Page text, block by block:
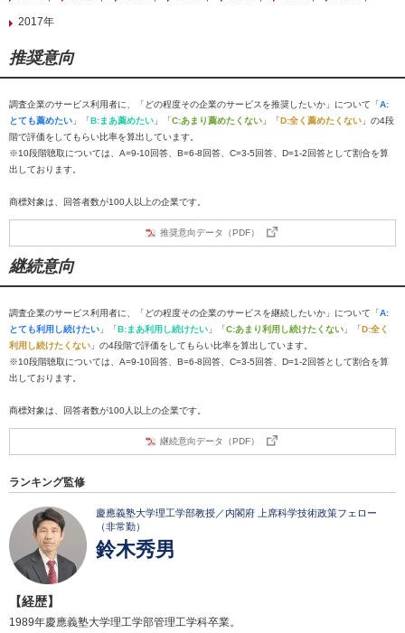
2017年
推奨意向
調査企業のサービス利用者に、「どの程度その企業のサービスを推奨したいか」について「A:
とても薦めたい 」「B:まあ薦めたい 」「C:あまり薦めたくない 」「D:全く薦めたくない 」の4段
階で評価をしてもらい比率を算出しています。
※10段階聴取については、A=9-10回答、B=6-8回答、C=3-5回答、D=1-2回答として割合を算
出しております。
商標対象は、回答者数が100人以上の企業です。
推奨意向データ（PDF）
継続意向
調査企業のサービス利用者に、「どの程度その企業のサービスを継続したいか」について「A:
とても利用し続けたい 」「B:まあ利用し続けたい 」「C:あまり利用し続けたくない 」「D:全く
利用し続けたくない 」の4段階で評価をしてもらい比率を算出しています。
※10段階聴取については、A=9-10回答、B=6-8回答、C=3-5回答、D=1-2回答として割合を算
出しております。
商標対象は、回答者数が100人以上の企業です。
継続意向データ（PDF）
ランキング監修
慶應義塾大学理工学部教授／内閣府 上席科学技術政策フェロー
（非常勤）
鈴木秀男
【経歴】
1989年慶應義塾大学理工学部管理工学科卒業。